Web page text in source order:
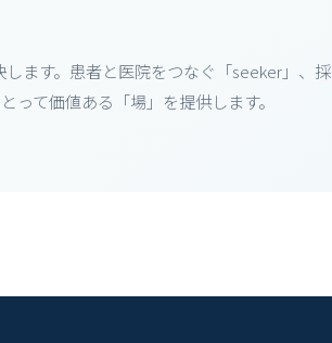
ます。患者と医院をつなぐ「seeker」、採
って価値ある「場」を提供します。